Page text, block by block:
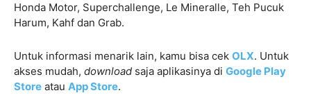
Honda Motor, Superchallenge, Le Mineralle, Teh Pucuk
Harum, Kahf dan Grab.
Untuk informasi menarik lain, kamu bisa cek OLX. Untuk
akses mudah, download saja aplikasinya di Google Play
Store atau App Store.